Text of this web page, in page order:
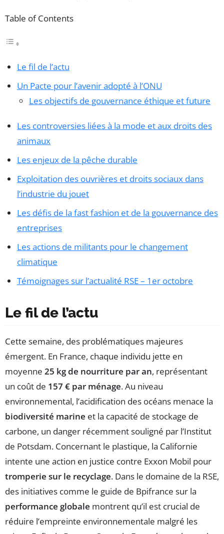
Table of Contents
Le fil de l’actu
Un Pacte pour l’avenir adopté à l’ONU
Les objectifs de gouvernance éthique et future
Les controversies liées à la mode et aux droits des
animaux
Les enjeux de la pêche durable
Exploitation des ouvrières et droits sociaux dans
l’industrie du jouet
Les défis de la fast fashion et de la gouvernance des
entreprises
Les actions de militants pour le changement
climatique
Témoignages sur l’actualité RSE – 1er octobre
Le fil de l’actu
Cette semaine, des problématiques majeures
émergent. En France, chaque individu jette en
moyenne 25 kg de nourriture par an, représentant
un coût de 157 € par ménage. Au niveau
environnemental, l’acidification des océans menace la
biodiversité marine et la capacité de stockage de
carbone, un danger récemment souligné par l’Institut
de Potsdam. Concernant le plastique, la Californie
intente une action en justice contre Exxon Mobil pour
tromperie sur le recyclage. Dans le domaine de la RSE,
des initiatives comme le guide de Bpifrance sur la
performance globale montrent qu’il est crucial de
réduire l’empreinte environnementale malgré les